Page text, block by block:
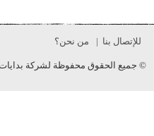
بنا
من نحن؟
الحقوق محفوظة لشركة بدايات ش م